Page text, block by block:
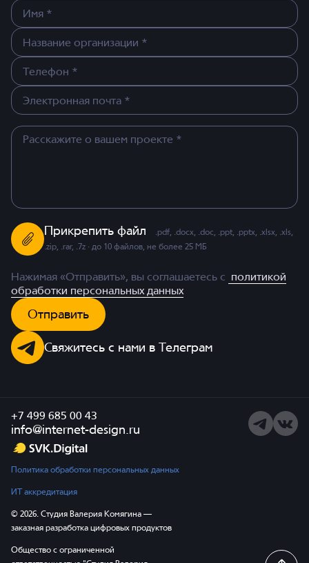
Прикрепить файл
.pdf, .docx, .doc, .ppt, .pptx, .xlsx, .xls,
.zip, .rar, .7z · до 10 файлов, не более 25 МБ
Нажимая «Отправить», вы соглашаетесь с политикой
обработки персональных данных
Отправить
Свяжитесь с нами в Телеграм
Политика обработки персональных данных
ИТ аккредитация
© 2026. Студия Валерия Комягина —
заказная разработка цифровых продуктов
Общество с ограниченной
+7 499 685 00 43
info@internet-design.ru
Telegram